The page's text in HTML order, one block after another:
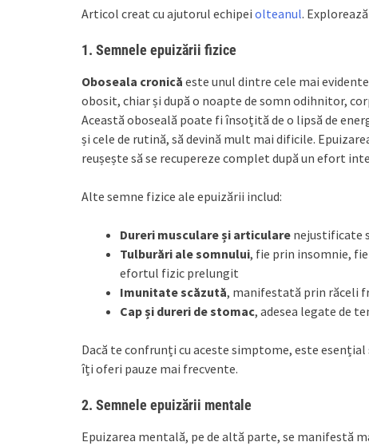
Articol creat cu ajutorul echipei olteanul.
1. Semnele epuizării fizice
Oboseala cronică este unul dintre cele mai
obosit, chiar și după o noapte de somn odihnitor,
Această oboseală poate fi însoțită de o lipsă de
și cele de rutină, să devină mult mai dificile.
reușește să se recupereze complet după un efort
Alte semne fizice ale epuizării includ:
Dureri musculare și articulare nejustificate
Tulburări ale somnului, fie prin insomnie,
efortul fizic prelungit
Imunitate scăzută, manifestată prin răceli
Cap și dureri de stomac, adesea legate de
Dacă te confrunți cu aceste simptome, este
îți oferi pauze mai frecvente.
2. Semnele epuizării mentale
Epuizarea mentală, pe de altă parte, se manifestă